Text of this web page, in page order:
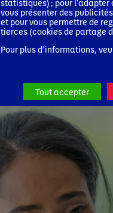
statistiques) ; pour l'adapter
vous présenter des
et pour vous permettre de
tierces (cookies de partage
Pour plus d’informations,
Tout accepter